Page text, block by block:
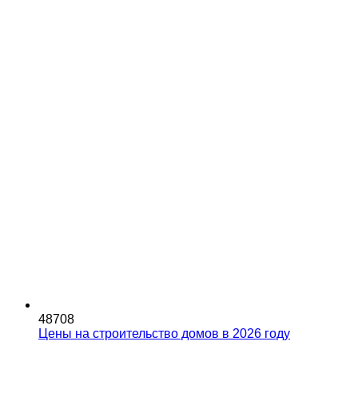
48708
Цены на строительство домов в 2026 году